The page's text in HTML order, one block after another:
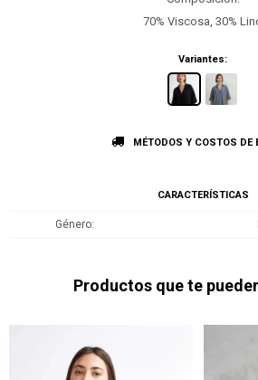
70% Viscosa, 30%
Variantes:
MÉTODOS Y COSTOS DE
CARACTERÍSTICAS
Género
Productos que te